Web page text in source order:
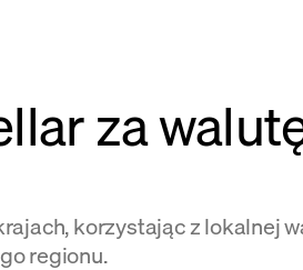
za
korzystając z lokalnej
regionu.